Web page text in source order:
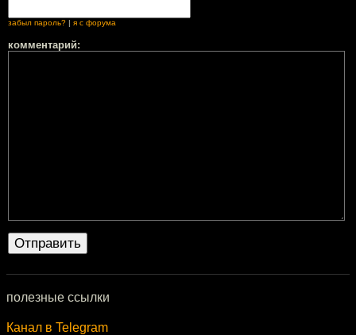
забыл пароль? | я с форума
комментарий:
полезные ссылки
Канал в Telegram